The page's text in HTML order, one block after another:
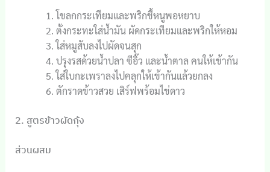
โขลกกระเทียมและพริกขี้หนูพอหยาบ
ตั้งกระทะใส่น้ำมัน ผัดกระเทียมและพริกให้หอม
ใส่หมูสับลงไปผัดจนสุก
ปรุงรสด้วยน้ำปลา ซีอิ๊ว และน้ำตาล คนให้เข้ากัน
ใส่ใบกะเพราลงไปคลุกให้เข้ากันแล้วยกลง
ตักราดข้าวสวย เสิร์ฟพร้อมไข่ดาว
2. สูตรข้าวผัดกุ้ง
ส่วนผสม